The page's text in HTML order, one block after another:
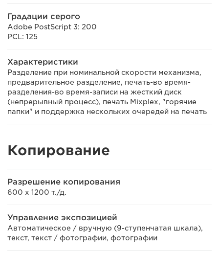
Градации серого
Adobe PostScript 3: 200
PCL: 125
Характеристики
Разделение при номинальной скорости механизма,
предварительное разделение, печать-во время-
разделения-во время-записи на жесткий диск
(непрерывный процесс), печать Mixplex, "горячие
папки" и поддержка нескольких очередей на печать
Копирование
Разрешение копирования
600 x 1200 т./д.
Управление экспозицией
Автоматическое / вручную (9-ступенчатая шкала),
текст, текст / фотографии, фотографии